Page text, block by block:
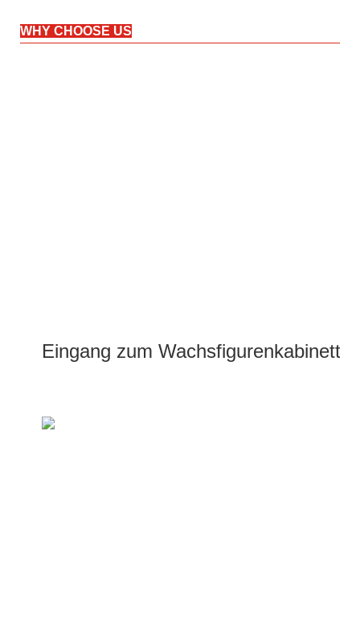
WHY CHOOSE US
Eingang zum Wachsfigurenkabinett